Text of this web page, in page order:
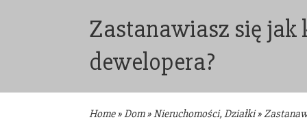
Zastanawiasz się jak
dewelopera?
Home»Dom»Nieruchomości, Działki»